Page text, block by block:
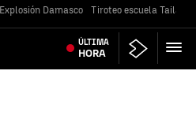
Explosión Damasco Tiroteo escuela
ÚLTIMA
HORA